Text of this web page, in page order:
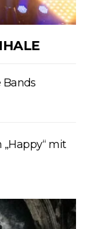
Bands
mit